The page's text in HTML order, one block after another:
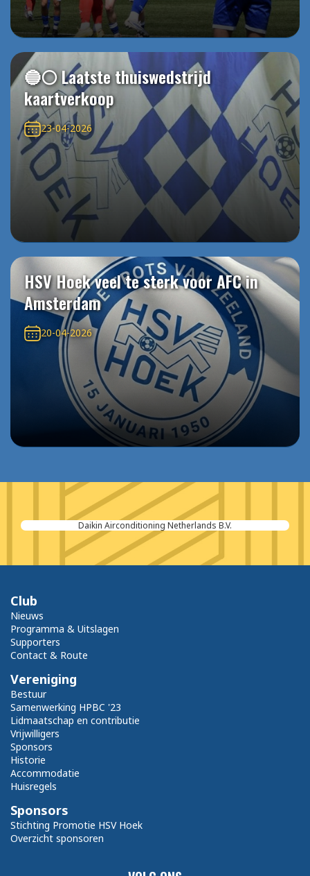
🔵⚪️ Laatste thuiswedstrijd
kaartverkoop
23-04-2026
HSV Hoek veel te sterk voor AFC in
Amsterdam
20-04-2026
Daikin Airconditioning Netherlands B.V.
Club
Nieuws
Programma & Uitslagen
Supporters
Contact & Route
Vereniging
Bestuur
Samenwerking HPBC '23
Lidmaatschap en contributie
Vrijwilligers
Sponsors
Historie
Accommodatie
Huisregels
Sponsors
Stichting Promotie HSV Hoek
Overzicht sponsoren